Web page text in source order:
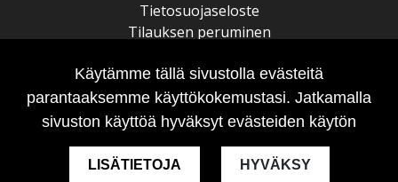
Tietosuojaseloste
Tilauksen peruminen
Käytämme tällä sivustolla evästeitä
parantaaksemme käyttökokemustasi. Jatkamalla
sivuston käyttöä hyväksyt evästeiden käytön
LISÄTIETOJA HYVÄKSY